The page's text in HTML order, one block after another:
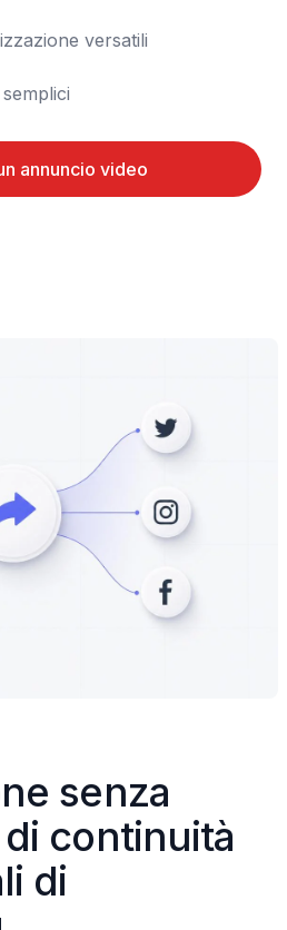
semplici
annuncio video
senza
continuità
di